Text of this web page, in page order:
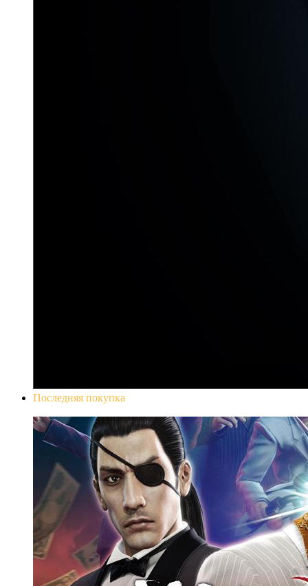
Последняя покупка